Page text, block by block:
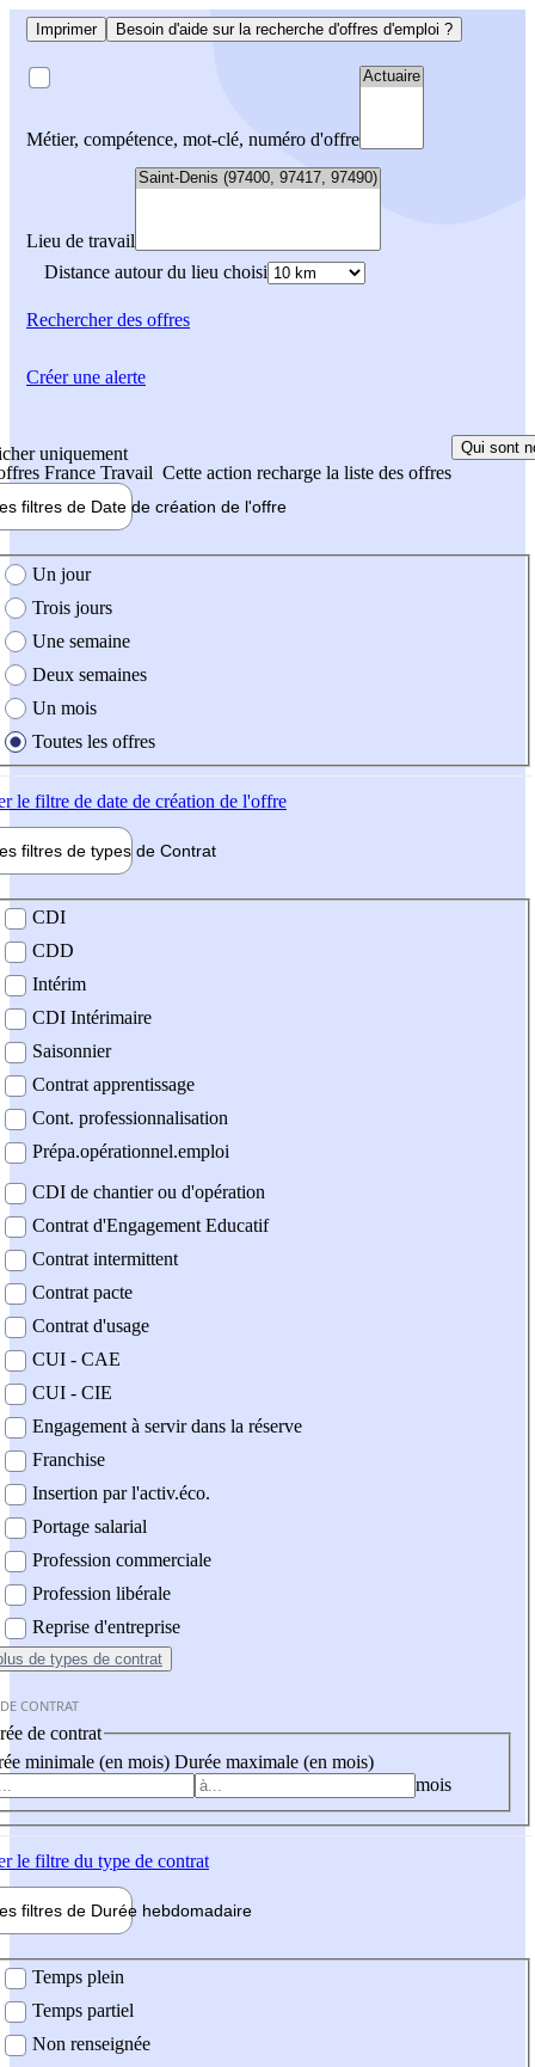
Imprimer Besoin d'aide sur la recherche d'offres d'emploi ?
Métier, compétence, mot-clé, numéro d'offre
Lieu de travail
Distance autour du lieu choisi
Rechercherdes offres
uniquement
France Travail Cette action recharge la liste des offres
Qui sont
filtres de Date de création de l'offre
création de l'offre
Un jour
Trois jours
Une semaine
Deux semaines
Un mois
Toutes les offres
le filtre de date de création de l'offre
filtres de types de Contrat
contrat
CDI
CDD
Intérim
CDI Intérimaire
Saisonnier
Contrat apprentissage
Cont. professionnalisation
Prépa.opérationnel.emploi
CDI de chantier ou d'opération
Contrat d'Engagement Educatif
Contrat intermittent
Contrat pacte
Contrat d'usage
CUI - CAE
CUI - CIE
Engagement à servir dans la réserve
Franchise
Insertion par l'activ.éco.
Portage salarial
Profession commerciale
Profession libérale
Reprise d'entreprise
de types de contrat
CONTRAT
de contrat
minimale (en mois) Durée maximale (en mois)
mois
le filtre du type de contrat
filtres de Durée hebdomadaire
Temps plein
Temps partiel
Non renseignée
Créer une alerte